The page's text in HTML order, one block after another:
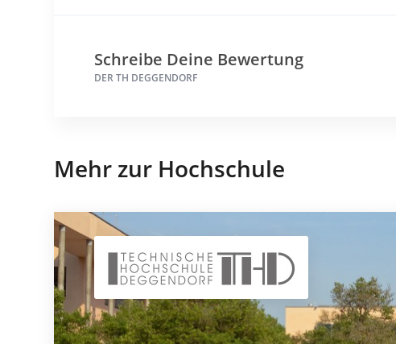
Schreibe Deine Bewertung
DER TH DEGGENDORF
Mehr zur Hochschule